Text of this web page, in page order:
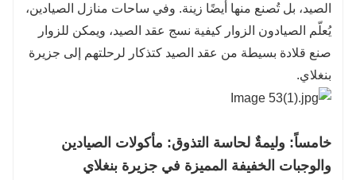
الصيد، بل تُصنع منها أيضًا زينة. وفي ساحات منازل الصيادين،
يُعلّم الصيادون الزوار كيفية نسج عقد الصيد، ويمكن للزوار
صنع قلادة بسيطة من عقد الصيد كتذكار لرحلتهم إلى جزيرة
بنغلاي.
خامساً: وليمةٌ لحاسة التذوق: مأكولات الصيادين
والوجبات الخفيفة المميزة في جزيرة بنغلاي